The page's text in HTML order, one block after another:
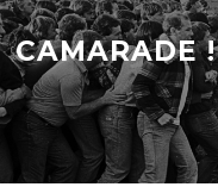
Skip
to
content
CAMARADE !